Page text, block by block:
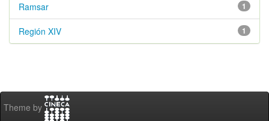
1
Ramsar
1
Región XIV
Theme by